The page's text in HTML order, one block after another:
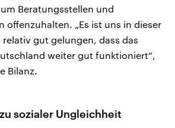
Beratungsstellen und
offenzuhalten. „Es ist uns in dieser
relativ gut gelungen, dass das
weiter gut funktioniert“,
Bilanz.
sozialer Ungleichheit